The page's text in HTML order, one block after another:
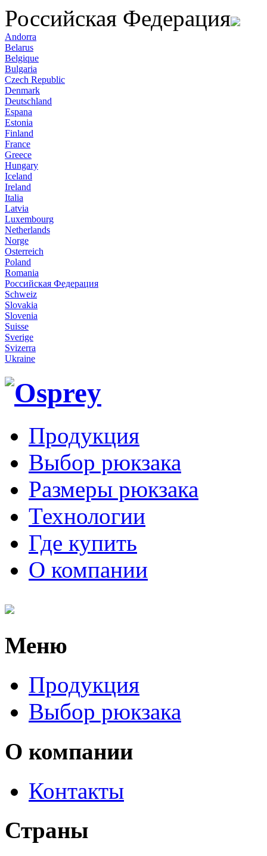
Российская Федерация
Andorra
Belarus
Belgique
Bulgaria
Czech Republic
Denmark
Deutschland
Espana
Estonia
Finland
France
Greece
Hungary
Iceland
Ireland
Italia
Latvia
Luxembourg
Netherlands
Norge
Osterreich
Poland
Romania
Российская Федерация
Schweiz
Slovakia
Slovenia
Suisse
Sverige
Svizerra
Ukraine
Продукция
Выбор рюкзака
Размеры рюкзака
Технологии
Где купить
О компании
Меню
Продукция
Выбор рюкзака
О компании
Контакты
Страны